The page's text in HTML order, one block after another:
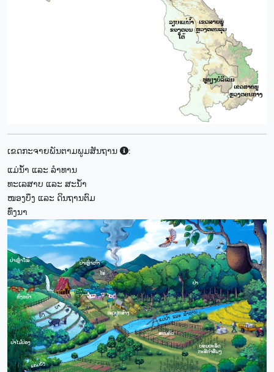
ເຂດກະຈາຍພັນຕາມພູມສັນຖານ
:
ແມ່ນ້ຳ ແລະ ລຳທານ
ທະເລສາບ ແລະ ສະນ້ຳ
ໜອງບຶງ ແລະ ດິນຖານຕົມ
ທົ່ງນາ